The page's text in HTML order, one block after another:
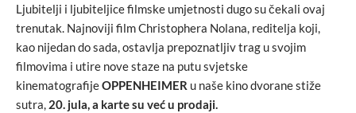
Ljubitelji i ljubiteljice filmske umjetnosti dugo su čekali ovaj
trenutak. Najnoviji film Christophera Nolana, reditelja koji,
kao nijedan do sada, ostavlja prepoznatljiv trag u svojim
filmovima i utire nove staze na putu svjetske
kinematografijeOPPENHEIMER u naše kino dvorane stiže
sutra, 20. jula, a karte su već u prodaji.